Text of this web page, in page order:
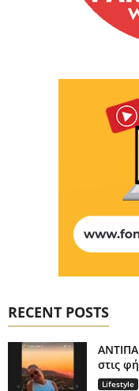
RECENT POSTS
στις
Lifestyle